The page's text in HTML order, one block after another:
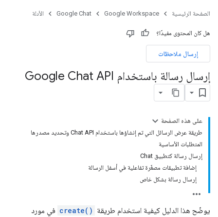
الصفحة الرئيسية Google Workspace
Google Chat الأدلة
هل كان المحتوى مفيدًا؟
إرسال ملاحظات
إرسال رسالة باستخدام Google Chat API
على هذه الصفحة
طريقة عرض الرسائل التي تم إنشاؤها باستخدام Chat API وتحديد مصدرها
المتطلبات الأساسية
إرسال رسالة كتطبيق Chat
إضافة تطبيقات مصغّرة تفاعلية في أسفل الرسالة
إرسال رسالة بشكل خاص
يوضّح هذا الدليل كيفية استخدام طريقة create() في مورد